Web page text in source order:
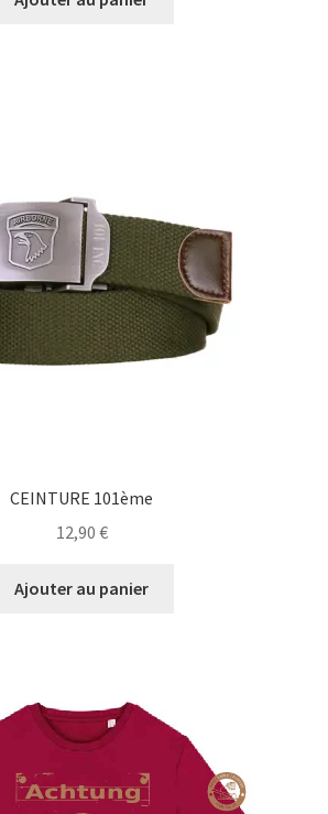
CEINTURE 101ème
12,90 €
Ajouter au panier